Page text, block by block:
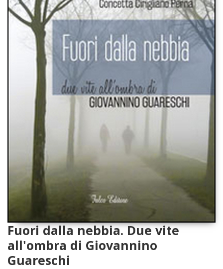
Fuori dalla nebbia. Due vite
all'ombra di Giovannino
Guareschi